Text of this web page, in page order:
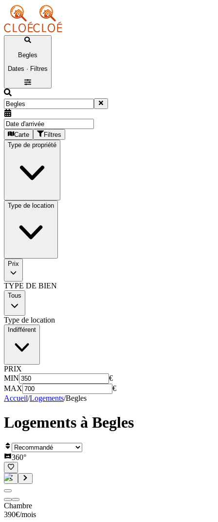
Begles
Dates · Filtres
Carte
Filtres
Type de propriété
Type de location
Prix
TYPE DE BIEN
Tous
Type de location
Indifférent
PRIX
MIN
€
MAX
€
Accueil/Logements/Begles
Logements à Begles
360°
Chambre
390€/mois